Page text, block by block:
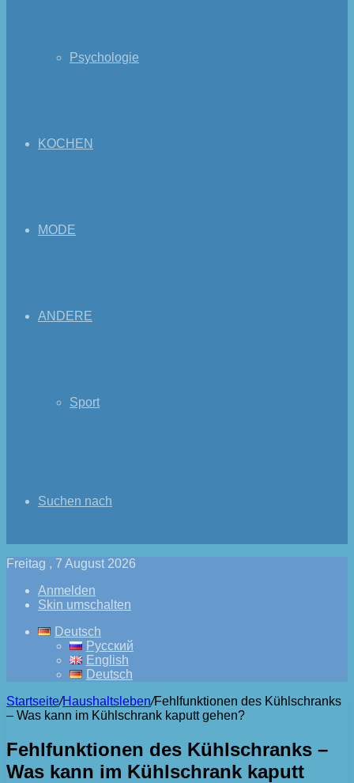
Psychologie
KOCHEN
MODE
ANDERE
Sport
Suchen nach
Freitag , 7 August 2026
Anmelden
Skin umschalten
Deutsch
Русский
English
Deutsch
Startseite/Haushaltsleben/Fehlfunktionen des Kühlschranks
– Was kann im Kühlschrank kaputt gehen?
Fehlfunktionen des Kühlschranks –
Was kann im Kühlschrank kaputt